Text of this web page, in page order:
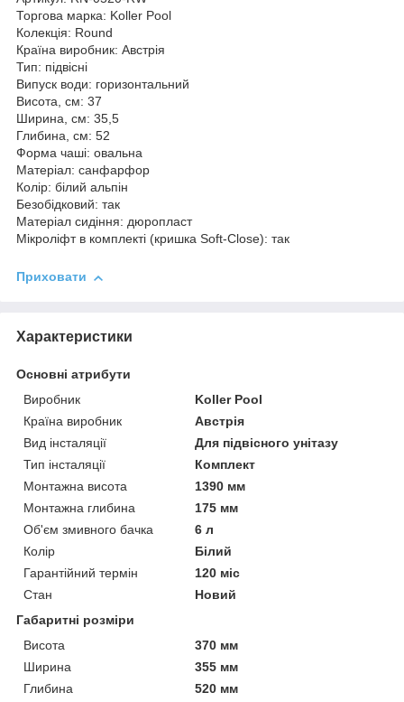
Торгова марка: Koller Pool
Колекція: Round
Країна виробник: Австрія
Тип: підвісні
Випуск води: горизонтальний
Висота, см: 37
Ширина, см: 35,5
Глибина, см: 52
Форма чаші: овальна
Матеріал: санфарфор
Колір: білий альпін
Безобідковий: так
Матеріал сидіння: дюропласт
Мікроліфт в комплекті (кришка Soft-Close): так
Приховати
Характеристики
Основні атрибути
Виробник
Koller Pool
Країна виробник
Австрія
Вид інсталяції
Для підвісного унітазу
Тип інсталяції
Комплект
Монтажна висота
1390 мм
Монтажна глибина
175 мм
Об'єм змивного бачка
6 л
Колір
Білий
Гарантійний термін
120 міс
Стан
Новий
Габаритні розміри
Висота
370 мм
Ширина
355 мм
Глибина
520 мм